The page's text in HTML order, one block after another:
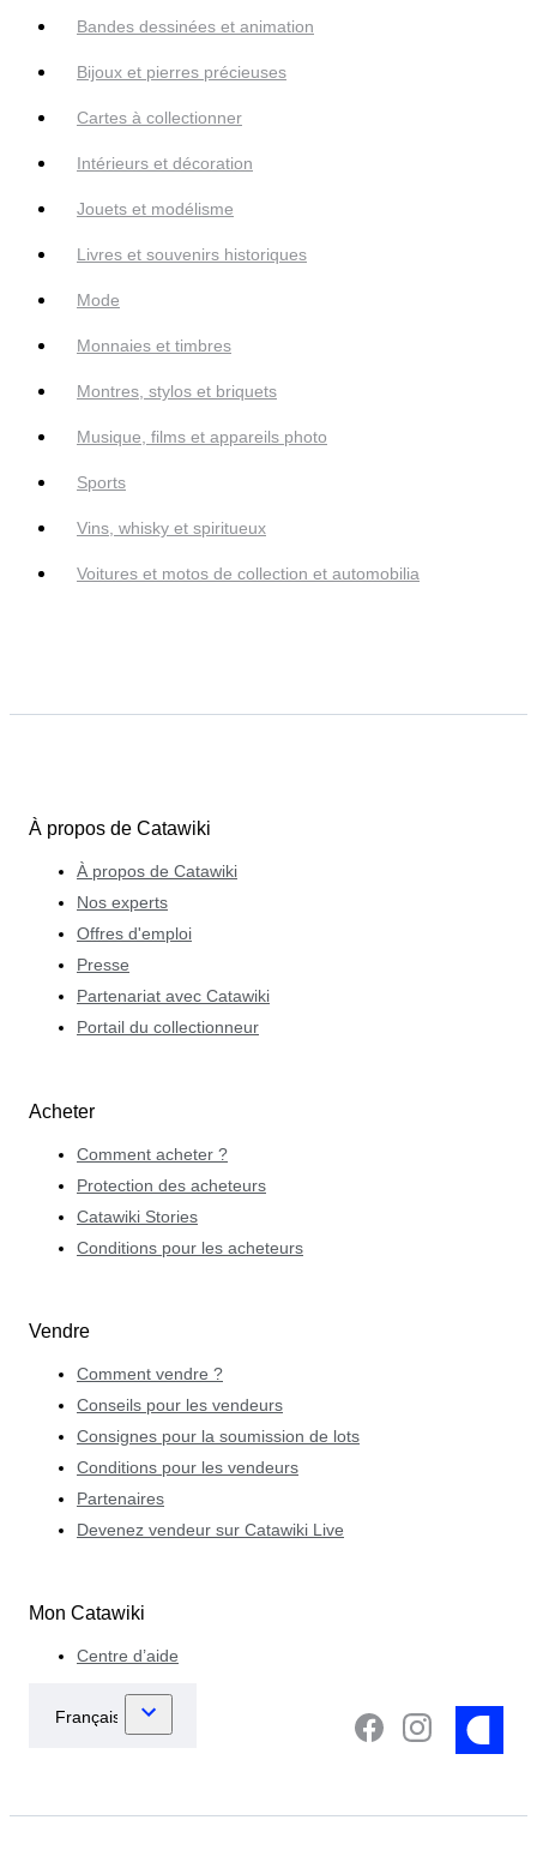
Bandes dessinées et animation
Bijoux et pierres précieuses
Cartes à collectionner
Intérieurs et décoration
Jouets et modélisme
Livres et souvenirs historiques
Mode
Monnaies et timbres
Montres, stylos et briquets
Musique, films et appareils photo
Sports
Vins, whisky et spiritueux
Voitures et motos de collection et automobilia
À propos de Catawiki
À propos de Catawiki
Nos experts
Offres d'emploi
Presse
Partenariat avec Catawiki
Portail du collectionneur
Acheter
Comment acheter ?
Protection des acheteurs
Catawiki Stories
Conditions pour les acheteurs
Vendre
Comment vendre ?
Conseils pour les vendeurs
Consignes pour la soumission de lots
Conditions pour les vendeurs
Partenaires
Devenez vendeur sur Catawiki Live
Mon Catawiki
Centre d’aide